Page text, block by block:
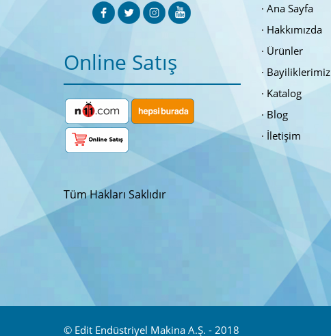
Online Satış
Tüm Hakları Saklıdır
Ana Sayfa
Hakkımızda
Ürünler
Bayiliklerimiz
Katalog
Blog
İletişim
© Edit Endüstriyel Makina A.Ş. - 2018